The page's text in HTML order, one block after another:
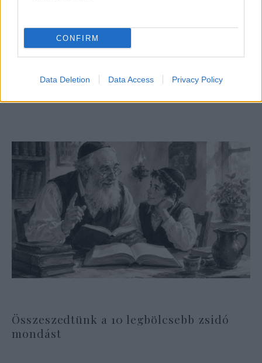
CONFIRM
Data Deletion Data Access Privacy Policy
Összeszedtünk a 10 legbölcsebb zsidó
mondást